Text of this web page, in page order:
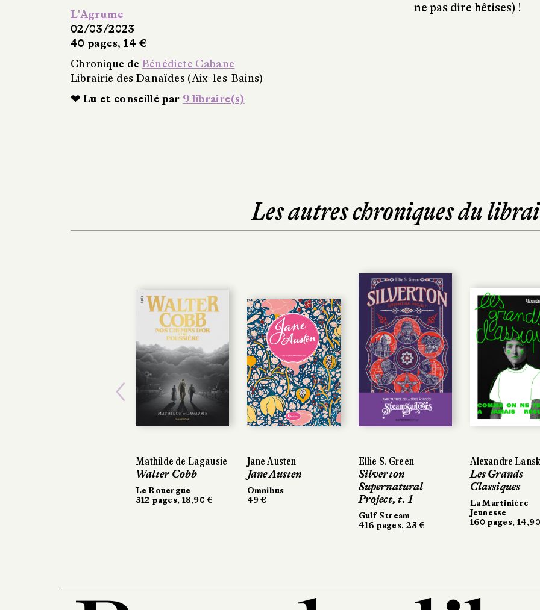
L'Agrume
02/03/2023
40 pages, 14 €
Chronique de Bénédicte Cabane
Librairie des Danaïdes (Aix-les-Bains)
❤ Lu et conseillé par 9 libraire(s)
ne pas dire bêtises) !
Les autres chroniques du
Mathilde de Lagausie
Walter Cobb
Le Rouergue
312 pages, 18,90 €
Jane Austen
Jane Austen
Omnibus
49 €
Ellie S. Green
Silverton
Supernatural
Project, t. 1
Gulf Stream
416 pages, 23 €
Alexandre
Les Grands
Classiques
La Martinière
Jeunesse
160 pages,
Previous